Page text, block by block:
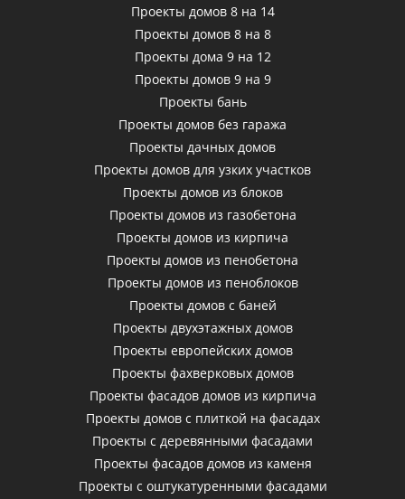
Проекты домов 8 на 14
Проекты домов 8 на 8
Проекты дома 9 на 12
Проекты домов 9 на 9
Проекты бань
Проекты домов без гаража
Проекты дачных домов
Проекты домов для узких участков
Проекты домов из блоков
Проекты домов из газобетона
Проекты домов из кирпича
Проекты домов из пенобетона
Проекты домов из пеноблоков
Проекты домов с баней
Проекты двухэтажных домов
Проекты европейских домов
Проекты фахверковых домов
Проекты фасадов домов из кирпича
Проекты домов с плиткой на фасадах
Проекты с деревянными фасадами
Проекты фасадов домов из каменя
Проекты с оштукатуренными фасадами